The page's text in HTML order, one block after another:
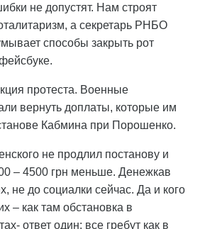
не допустят. Нам строят
а секретарь РНБО
способы закрыть рот
протеста. Военные
вернуть доплаты, которые им
Кабмина при Порошенко.
не продлил постанову и
– 4500 грн меньше. Денежкав
не до социалки сейчас. Да и кого
– как там обстановка в
ответ один: все гребут как в